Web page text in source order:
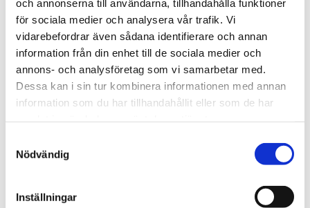
och annonserna till användarna, tillhandahålla funktioner
för sociala medier och analysera vår trafik. Vi
vidarebefordrar även sådana identifierare och annan
information från din enhet till de sociala medier och
annons- och analysföretag som vi samarbetar med.
Dessa kan i sin tur kombinera informationen med annan
information som du har tillhandahållit eller som de har
Nödvändig
Inställningar
ljusramper.